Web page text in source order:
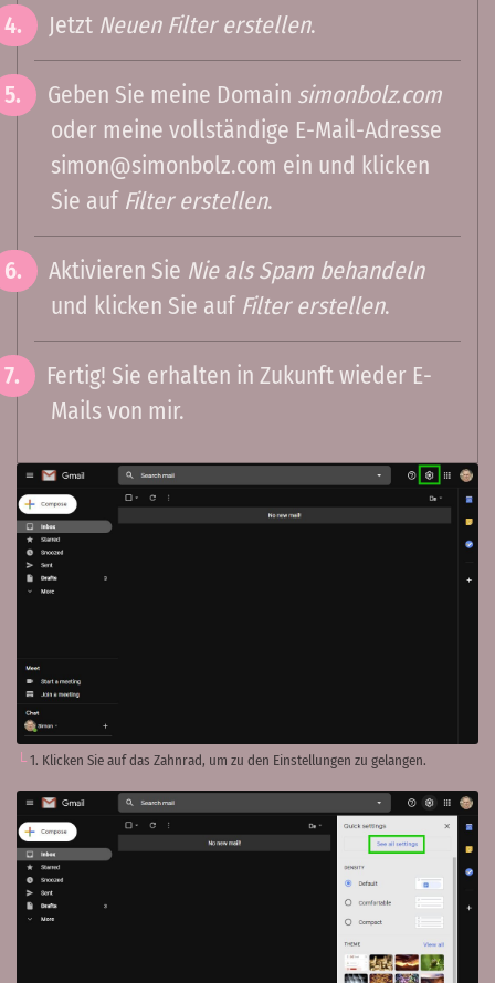
Jetzt Neuen Filter erstellen.
Geben Sie meine Domain simonbolz.com
oder meine vollständige E-Mail-Adresse
simon@simonbolz.com ein und klicken
Sie auf Filter erstellen.
Aktivieren Sie Nie als Spam behandeln
und klicken Sie auf Filter erstellen.
Fertig! Sie erhalten in Zukunft wieder E-
Mails von mir.
1. Klicken Sie auf das Zahnrad, um zu den Einstellungen zu gelangen.